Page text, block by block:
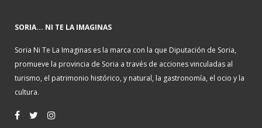
SORIA... NI TE LA IMAGINAS
Soria Ni Te La Imaginas es la marca con la que Diputación de Soria,
promueve la provincia de Soria a través de acciones vinculadas al
turismo, el patrimonio histórico, y natural, la gastronomía, el ocio y la
cultura.